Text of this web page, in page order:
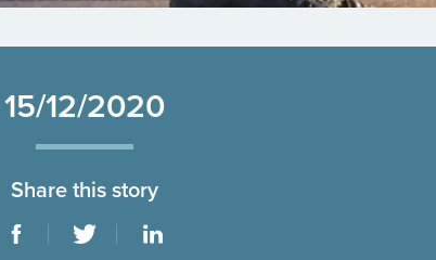
15/12/2020
Share this story